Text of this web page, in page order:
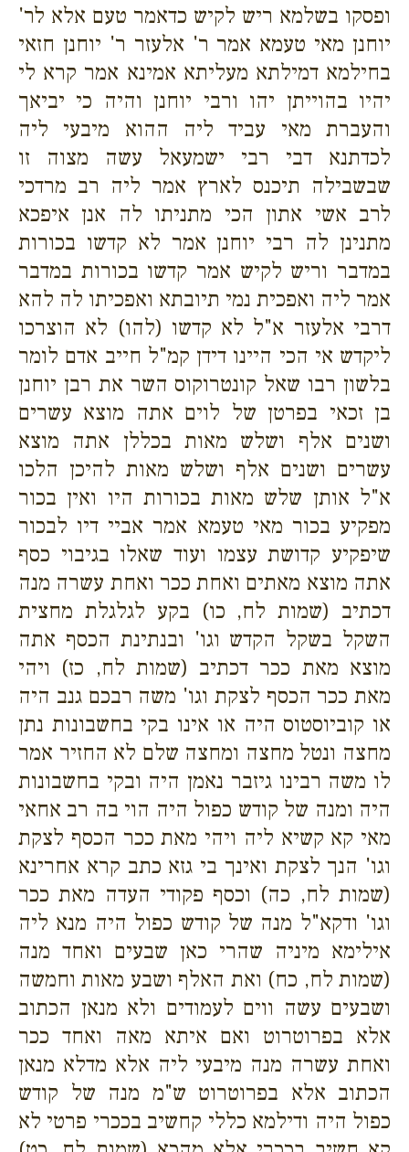
ופסקו בשלמא ריש לקיש כדאמר טעם אלא לר'
יוחנן מאי טעמא אמר ר' אלעזר ר' יוחנן חזאי
בחילמא דמילתא מעליתא אמינא אמר קרא לי
יהיו בהוייתן יהו ורבי יוחנן והיה כי יביאך
והעברת מאי עביד ליה ההוא מיבעי ליה
לכדתנא דבי רבי ישמעאל עשה מצוה זו
שבשבילה תיכנס לארץ אמר ליה רב מרדכי
לרב אשי אתון הכי מתניתו לה אנן איפכא
מתנינן לה רבי יוחנן אמר לא קדשו בכורות
במדבר וריש לקיש אמר קדשו בכורות במדבר
אמר ליה ואפכית נמי תיובתא ואפכיתו לה להא
דרבי אלעזר א"ל לא קדשו (להו) לא הוצרכו
ליקדש אי הכי היינו דידן קמ"ל חייב אדם לומר
בלשון רבו שאל קונטרוקוס השר את רבן יוחנן
בן זכאי בפרטן של לוים אתה מוצא עשרים
ושנים אלף ושלש מאות בכללן אתה מוצא
עשרים ושנים אלף ושלש מאות להיכן הלכו
א"ל אותן שלש מאות בכורות היו ואין בכור
מפקיע בכור מאי טעמא אמר אביי דיו לבכור
שיפקיע קדושת עצמו ועוד שאלו בגיבוי כסף
אתה מוצא מאתים ואחת ככר ואחת עשרה מנה
דכתיב (שמות לח, כו) בקע לגלגלת מחצית
השקל בשקל הקדש וגו' ובנתינת הכסף אתה
מוצא מאת ככר דכתיב (שמות לח, כז) ויהי
מאת ככר הכסף לצקת וגו' משה רבכם גנב היה
או קוביוסטוס היה או אינו בקי בחשבונות נתן
מחצה ונטל מחצה ומחצה שלם לא החזיר אמר
לו משה רבינו גיזבר נאמן היה ובקי בחשבונות
היה ומנה של קודש כפול היה הוי בה רב אחאי
מאי קא קשיא ליה ויהי מאת ככר הכסף לצקת
וגו' הנך לצקת ואינך בי גזא כתב קרא אחרינא
(שמות לח, כה) וכסף פקודי העדה מאת ככר
וגו' ודקא"ל מנה של קודש כפול היה מנא ליה
אילימא מיניה שהרי כאן שבעים ואחד מנה
(שמות לח, כח) ואת האלף ושבע מאות וחמשה
ושבעים עשה ווים לעמודים ולא מנאן הכתוב
אלא בפרוטרוט ואם איתא מאה ואחד ככר
ואחת עשרה מנה מיבעי ליה אלא מדלא מנאן
הכתוב אלא בפרוטרוט ש"מ מנה של קודש
כפול היה ודילמא כללי קחשיב בככרי פרטי לא